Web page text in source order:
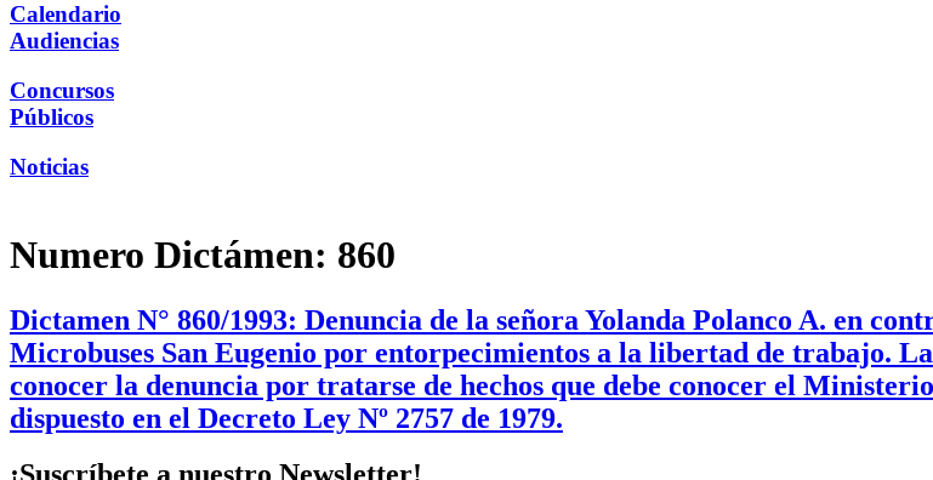
Calendario
Audiencias
Concursos
Públicos
Noticias
Numero Dictámen: 860
Dictamen N° 860/1993: Denuncia de la señora Yolanda Polanco A. en
Microbuses San Eugenio por entorpecimientos a la libertad de trabajo.
conocer la denuncia por tratarse de hechos que debe conocer el
dispuesto en el Decreto Ley Nº 2757 de 1979.